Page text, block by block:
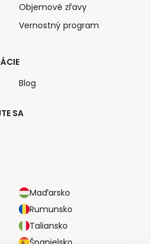
SA
Maďarsko
Rumunsko
Taliansko
Objemové zľavy
Vernostný program
Blog